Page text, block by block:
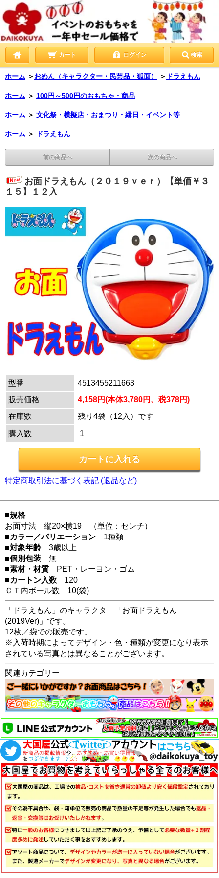
カート ログイン 検索
ホーム ＞ おめん（キャラクター・民芸品・狐面） ＞ ドラえもん
ホーム ＞ 100円～500円のおもちゃ・商品
ホーム ＞ 文化祭・模擬店・おまつり・縁日・イベント等
ホーム ＞ ドラえもん
前の商品へ 次の商品へ
お面ドラえもん（２０１９ｖｅｒ）【単価￥３
１５】１２入
型番
4513455211663
販売価格
4,158円(本体3,780円、税378円)
在庫数
残り4袋（12入）です
購入数
特定商取引法に基づく表記 (返品など)
■規格
お面寸法 縦20×横19 （単位：センチ）
■カラー／バリエーション 1種類
■対象年齢 3歳以上
■個別包装 無
■素材・材質 PET・レーヨン・ゴム
■カートン入数 120
ＣＴ内ボール数 10(袋)
「ドラえもん」のキャラクター「お面ドラえもん
(2019Ver)」です。
12枚／袋での販売です。
※入荷時期によってデザイン・色・種類が変更になり表示
されている写真とは異なることがございます。
関連カテゴリー